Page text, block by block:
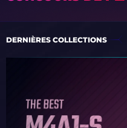
DERNIÈRES COLLECTIONS